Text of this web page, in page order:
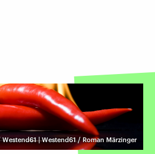
| Westend61 / Roman Märzinger